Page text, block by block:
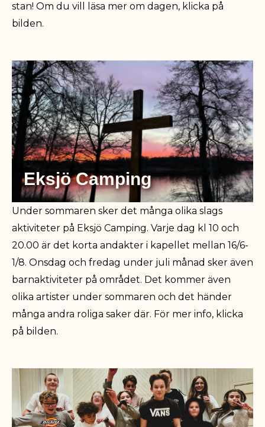
stan! Om du vill läsa mer om dagen, klicka på
bilden.
Eksjö Camping
Under sommaren sker det många olika slags
aktiviteter på Eksjö Camping. Varje dag kl 10 och
20.00 är det korta andakter i kapellet mellan 16/6-
1/8. Onsdag och fredag under juli månad sker även
barnaktiviteter på området. Det kommer även
olika artister under sommaren och det händer
många andra roliga saker där. För mer info, klicka
på bilden.